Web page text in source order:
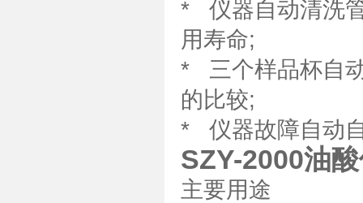
* 仪器自动清洗
用寿命;
* 三个样品杯自
的比较;
* 仪器故障自动
SZY-2000油
主要用途